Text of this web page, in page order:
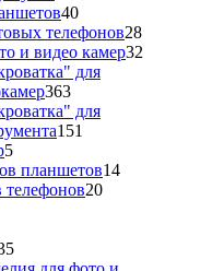
4040
товаров
телефонов2828
товаров
и видео камер32
для
363363
товара
для
151
55
товаров
планшетов1414
телефонов2020
235